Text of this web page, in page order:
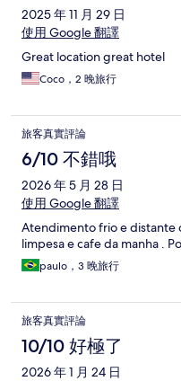
2025 年 11 月 29 日
使用 Google 翻譯
Great location great hotel
Coco，2 晚旅行
旅客真實評論
6/10 不錯哦
2026 年 5 月 28 日
使用 Google 翻譯
Atendimento frio e distante
limpesa e cafe da manha .
paulo，3 晚旅行
旅客真實評論
10/10 好極了
2026 年 1 月 24 日